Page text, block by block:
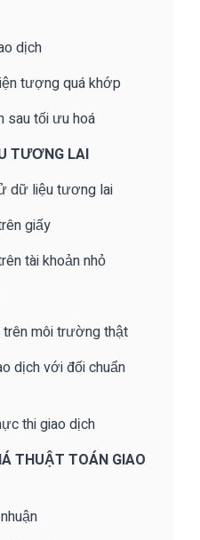
dịch
tượng quá khớp
sau tối ưu hoá
TƯƠNG LAI
dữ liệu tương lai
giấy
tài khoản nhỏ
trên môi trường thật
dịch với đối chuẩn
thi giao dịch
THUẬT TOÁN GIAO